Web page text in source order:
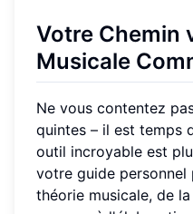
Votre Chemin
Musicale
Ne vous contentez
quintes – il est temps
outil incroyable est
votre guide personnel
théorie musicale, de